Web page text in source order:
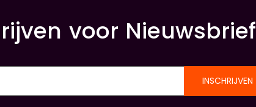
voor Nieuwsbrief
INSCHRIJVEN